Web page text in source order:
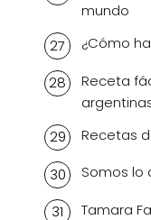
mundo
¿Cómo
Receta
Recetas
Somos lo
Tamara